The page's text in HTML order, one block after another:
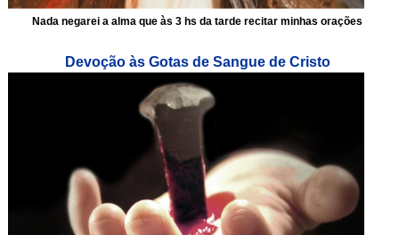
Nada negarei a alma que às 3 hs da tarde recitar minhas orações
Devoção às Gotas de Sangue de Cristo